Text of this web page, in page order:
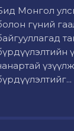
Монгол
гүний